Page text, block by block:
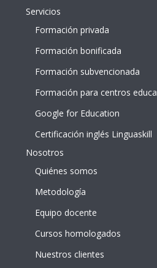
Servicios
Formación privada
Formación bonificada
Formación subvencionada
Formación para centros
Google for Education
Certificación inglés Linguaskill
Nosotros
Quiénes somos
Metodología
Equipo docente
Cursos homologados
Nuestros clientes